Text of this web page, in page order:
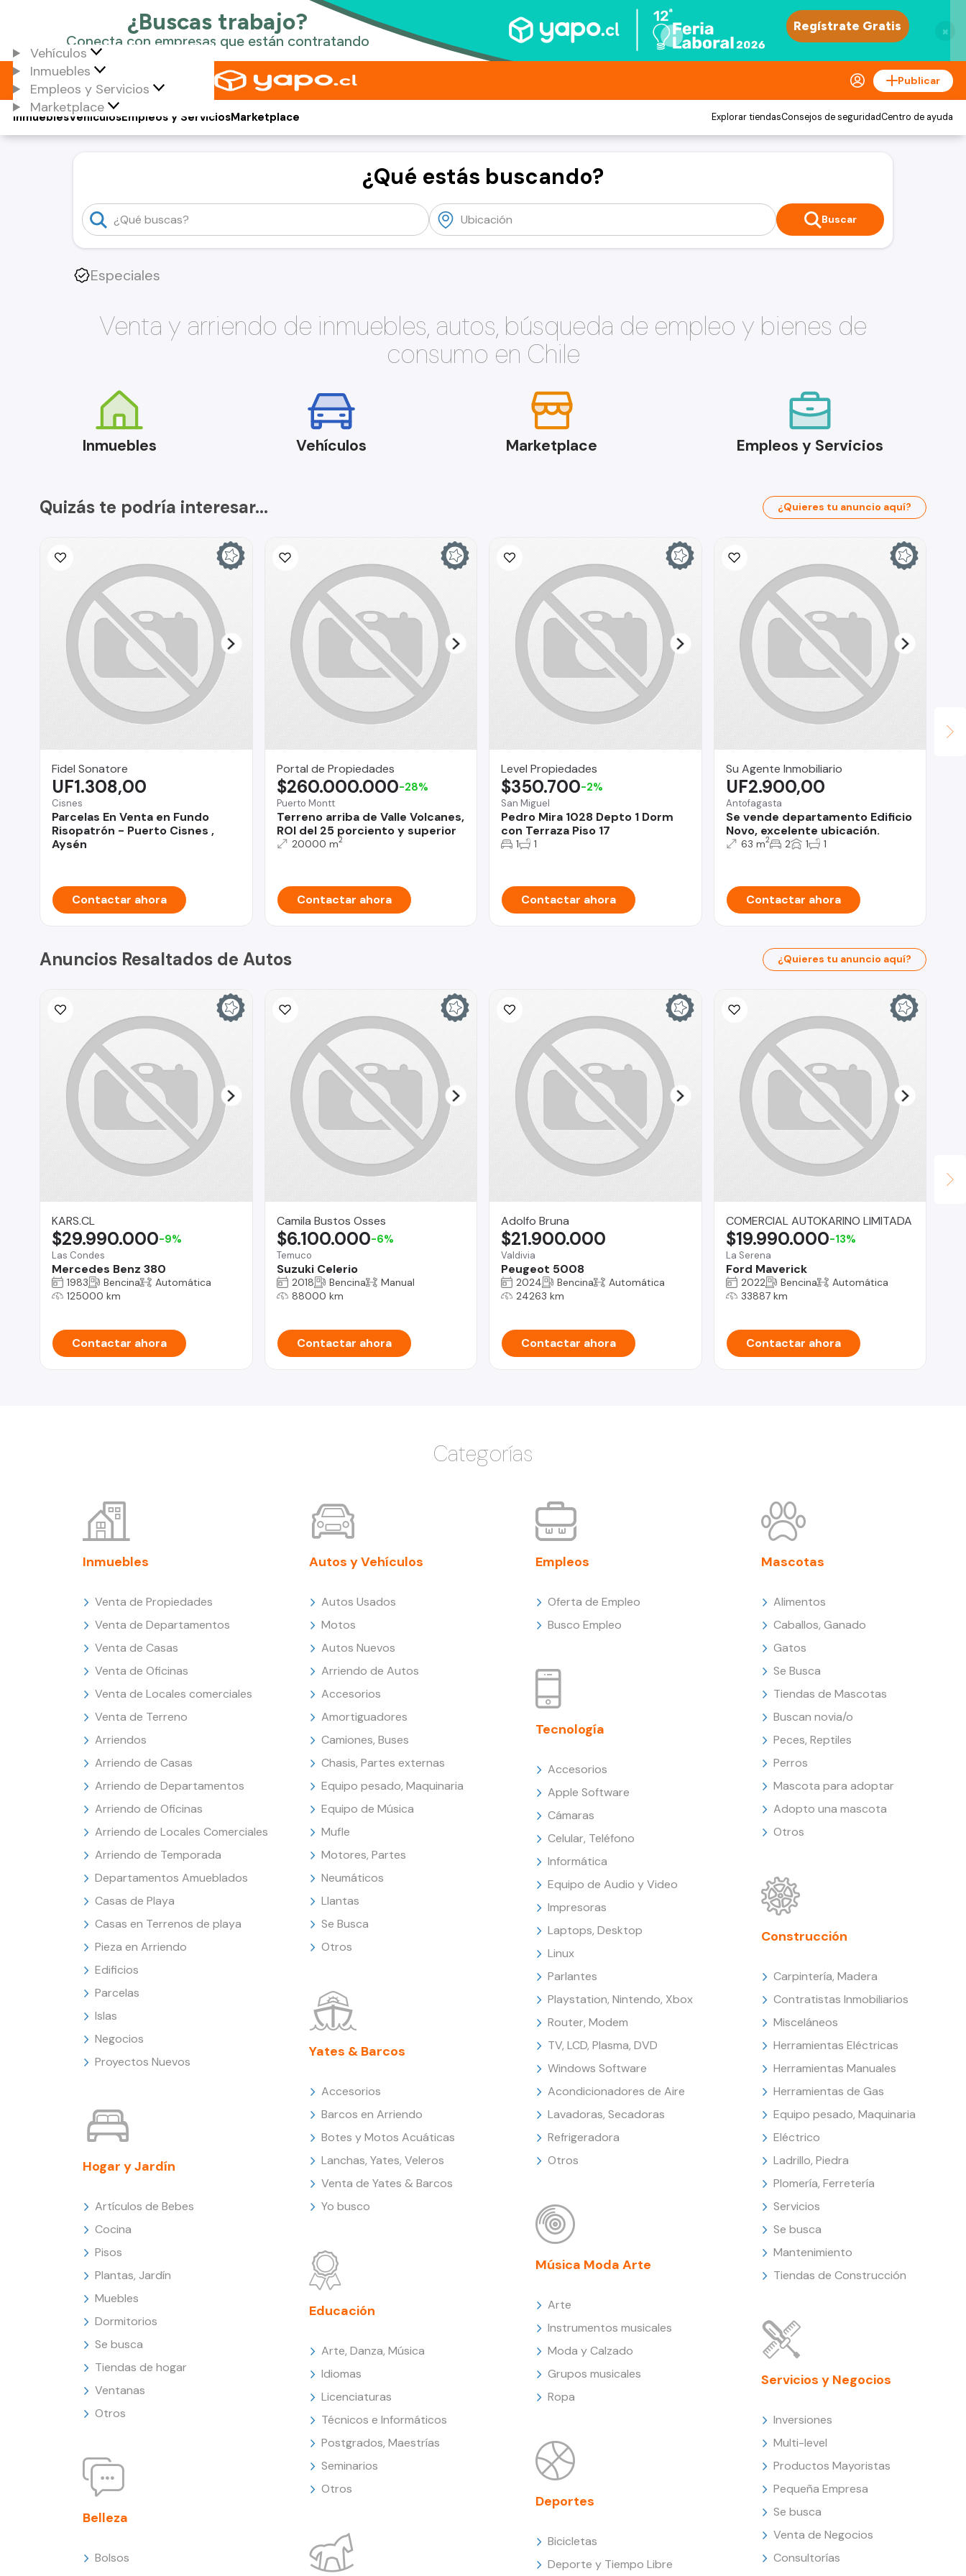
×
Vehículos
Inmuebles
Empleos y Servicios
Marketplace
Publicar
Vehículos
Inmuebles Empleos y ServiciosMarketplace Explorar tiendasConsejos de seguridadCentro de ayuda
¿Qué estás buscando?
Buscar
Especiales
Venta y arriendo de inmuebles, autos, búsqueda de empleo y bienes de
consumo en Chile
Inmuebles Vehículos Marketplace Empleos y Servicios
Quizás te podría interesar... ¿Quieres tu anuncio aquí?
Fidel Sonatore
Cisnes
Parcelas En Venta en Fundo
Risopatrón - Puerto Cisnes ,
Aysén
UF1.308,00
Contactar ahora
Portal de Propiedades
Puerto Montt
Terreno arriba de Valle Volcanes,
ROI del 25 porciento y superior
$260.000.000-28%
20000 m2
Contactar ahora
Level Propiedades
San Miguel
Pedro Mira 1028 Depto 1 Dorm
con Terraza Piso 17
$350.700-2%
1 1
Contactar ahora
Su Agente Inmobiliario
Antofagasta
Se vende departamento Edificio
Novo, excelente ubicación.
UF2.900,00
63 m2 2 1 1
Contactar ahora
Anuncios Resaltados de Autos ¿Quieres tu anuncio aquí?
KARS.CL
Las Condes
Mercedes Benz 380
$29.990.000-9%
1983 Bencina
Automática
125000 km
Contactar ahora
Camila Bustos Osses
Temuco
Suzuki Celerio
$6.100.000-6%
2018 Bencina
Manual
88000 km
Contactar ahora
Adolfo Bruna
Valdivia
Peugeot 5008
$21.900.000
2024 Bencina
Automática
24263 km
Contactar ahora
COMERCIAL AUTOKARINO LIMITADA
La Serena
Ford Maverick
$19.990.000-13%
2022 Bencina
Automática
33887 km
Contactar ahora
Categorías
Inmuebles
Venta de Propiedades
Venta de Departamentos
Venta de Casas
Venta de Oficinas
Venta de Locales comerciales
Venta de Terreno
Arriendos
Arriendo de Casas
Arriendo de Departamentos
Arriendo de Oficinas
Arriendo de Locales Comerciales
Arriendo de Temporada
Departamentos Amueblados
Casas de Playa
Casas en Terrenos de playa
Pieza en Arriendo
Edificios
Parcelas
Islas
Negocios
Proyectos Nuevos
Hogar y Jardín
Artículos de Bebes
Cocina
Pisos
Plantas, Jardín
Muebles
Dormitorios
Se busca
Tiendas de hogar
Ventanas
Otros
Belleza
Bolsos
Autos y Vehículos
Autos Usados
Motos
Autos Nuevos
Arriendo de Autos
Accesorios
Amortiguadores
Camiones, Buses
Chasis, Partes externas
Equipo pesado, Maquinaria
Equipo de Música
Mufle
Motores, Partes
Neumáticos
Llantas
Se Busca
Otros
Yates & Barcos
Accesorios
Barcos en Arriendo
Botes y Motos Acuáticas
Lanchas, Yates, Veleros
Venta de Yates & Barcos
Yo busco
Educación
Arte, Danza, Música
Idiomas
Licenciaturas
Técnicos e Informáticos
Postgrados, Maestrías
Seminarios
Otros
Empleos
Oferta de Empleo
Busco Empleo
Tecnología
Accesorios
Apple Software
Cámaras
Celular, Teléfono
Informática
Equipo de Audio y Video
Impresoras
Laptops, Desktop
Linux
Parlantes
Playstation, Nintendo, Xbox
Router, Modem
TV, LCD, Plasma, DVD
Windows Software
Acondicionadores de Aire
Lavadoras, Secadoras
Refrigeradora
Otros
Música Moda Arte
Arte
Instrumentos musicales
Moda y Calzado
Grupos musicales
Ropa
Deportes
Bicicletas
Deporte y Tiempo Libre
Mascotas
Alimentos
Caballos, Ganado
Gatos
Se Busca
Tiendas de Mascotas
Buscan novia/o
Peces, Reptiles
Perros
Mascota para adoptar
Adopto una mascota
Otros
Construcción
Carpintería, Madera
Contratistas Inmobiliarios
Misceláneos
Herramientas Eléctricas
Herramientas Manuales
Herramientas de Gas
Equipo pesado, Maquinaria
Eléctrico
Ladrillo, Piedra
Plomería, Ferretería
Servicios
Se busca
Mantenimiento
Tiendas de Construcción
Servicios y Negocios
Inversiones
Multi-level
Productos Mayoristas
Pequeña Empresa
Se busca
Venta de Negocios
Consultorías